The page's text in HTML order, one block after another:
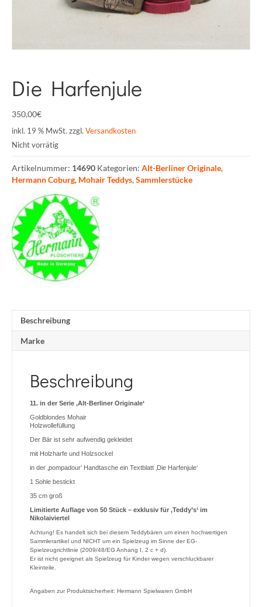
Die Harfenjule
350,00€
inkl. 19 % MwSt. zzgl. Versandkosten
Nicht vorrätig
Artikelnummer: 14690 Kategorien: Alt-Berliner Originale,
Hermann Coburg, Mohair Teddys,Sammlerstücke
Beschreibung
Marke
Beschreibung
11. in der Serie ‚Alt-Berliner Originale‘
Goldblondes Mohair
Holzwollefüllung
Der Bär ist sehr aufwendig gekleidet
mit Holzharfe und Holzsockel
in der ‚pompadour‘ Handtasche ein Textblatt ‚Die Harfenjule‘
1 Sohle bestickt
35 cm groß
Limitierte Auflage von 50 Stück – exklusiv für ‚Teddy’s‘ im
Nikolaiviertel
Achtung! Es handelt sich bei diesem Teddybären um einen hochwertigen
Sammlerartikel und NICHT um ein Spielzeug im Sinne der EG-
Spielzeugrichtlinie (2009/48/EG Anhang I, 2 c + d).
Er ist nicht geeignet als Spielzeug für Kinder wegen verschluckbarer
Kleinteile.
Angaben zur Produktsicherheit: Hermann Spielwaren GmbH